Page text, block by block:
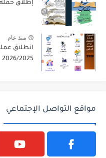
إطلاق حملة
منذ عام
انطلاق
2026/2025
مواقع التواصل الإجتماعي